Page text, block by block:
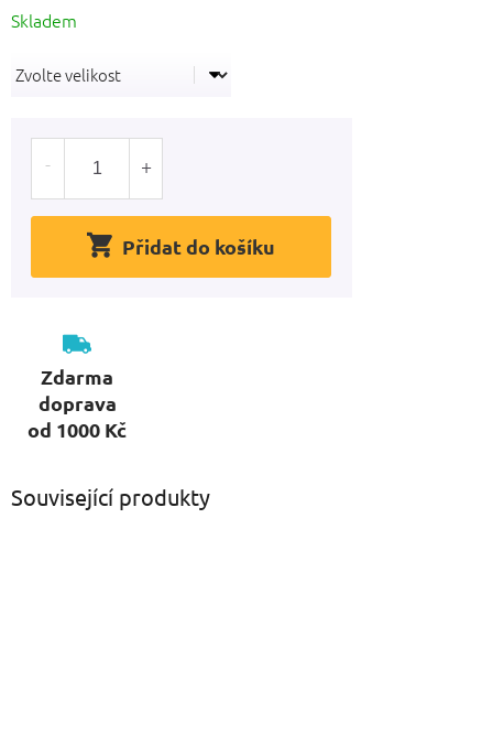
cena:
Přidat do košíku
Zdarma
doprava
od 1000 Kč
Související produkty